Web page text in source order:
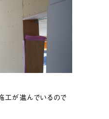
工が進んでいるので